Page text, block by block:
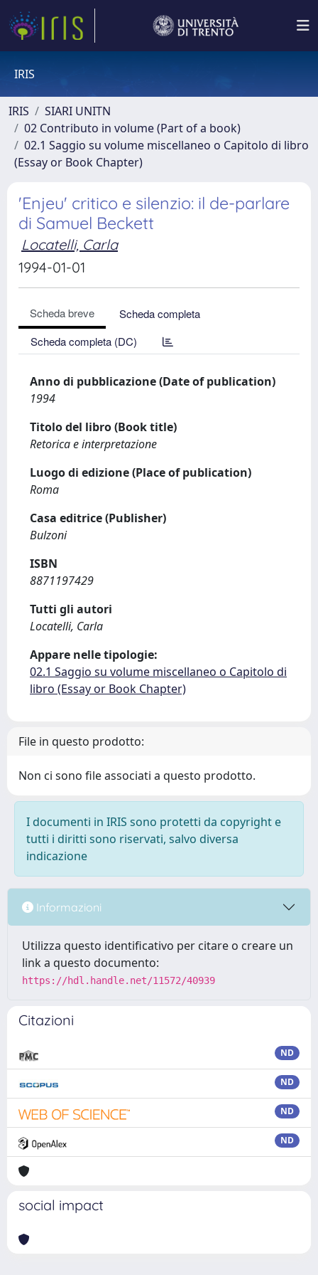
IRIS
IRIS
SIARI UNITN
02 Contributo in volume (Part of a book)
02.1 Saggio su volume miscellaneo o Capitolo di libro
(Essay or Book Chapter)
'Enjeu' critico e silenzio: il de-parlare
di Samuel Beckett
Locatelli, Carla
1994-01-01
Scheda breve
Scheda completa
Scheda completa (DC)
Anno di pubblicazione (Date of publication)
1994
Titolo del libro (Book title)
Retorica e interpretazione
Luogo di edizione (Place of publication)
Roma
Casa editrice (Publisher)
Bulzoni
ISBN
8871197429
Tutti gli autori
Locatelli, Carla
Appare nelle tipologie:
02.1 Saggio su volume miscellaneo o Capitolo di
libro (Essay or Book Chapter)
File in questo prodotto:
Non ci sono file associati a questo prodotto.
I documenti in IRIS sono protetti da copyright e
tutti i diritti sono riservati, salvo diversa
indicazione
Informazioni
Utilizza questo identificativo per citare o creare un
link a questo documento:
https://hdl.handle.net/11572/40939
Citazioni
ND
ND
ND
ND
social impact